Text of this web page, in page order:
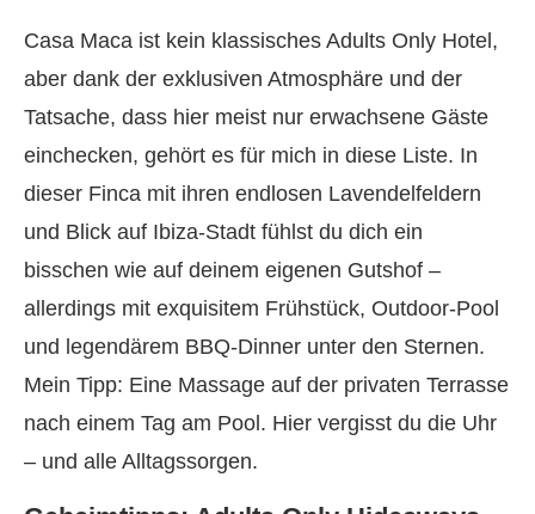
Casa Maca ist kein klassisches Adults Only Hotel,
aber dank der exklusiven Atmosphäre und der
Tatsache, dass hier meist nur erwachsene Gäste
einchecken, gehört es für mich in diese Liste. In
dieser Finca mit ihren endlosen Lavendelfeldern
und Blick auf Ibiza-Stadt fühlst du dich ein
bisschen wie auf deinem eigenen Gutshof –
allerdings mit exquisitem Frühstück, Outdoor-Pool
und legendärem BBQ-Dinner unter den Sternen.
Mein Tipp: Eine Massage auf der privaten Terrasse
nach einem Tag am Pool. Hier vergisst du die Uhr
– und alle Alltagssorgen.